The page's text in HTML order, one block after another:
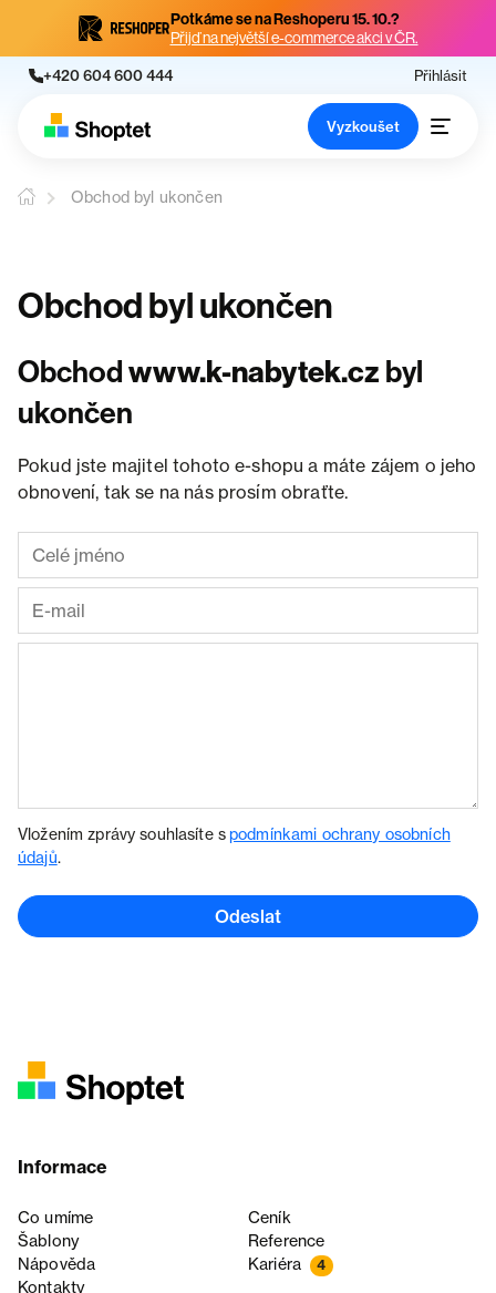
Potkáme se na Reshoperu 15. 10.?
Přijď na největší e-commerce akci v ČR.
+420 604 600 444 Přihlásit
Vyzkoušet
Obchod byl ukončen
Obchod byl ukončen
Obchodwww.k-nabytek.cz byl
ukončen
Pokud jste majitel tohoto e-shopu a máte zájem o jeho
obnovení, tak se na nás prosím obraťte.
Vložením zprávy souhlasíte spodmínkami ochrany osobních
údajů.
Odeslat
Informace
Co umíme
Ceník
Šablony
Reference
Nápověda
Kariéra 4
Kontakty